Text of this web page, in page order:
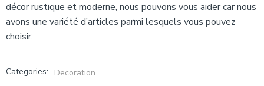
décor rustique et moderne, nous pouvons vous aider car nous
avons une variété d’articles parmi lesquels vous pouvez
choisir.
Categories: Decoration